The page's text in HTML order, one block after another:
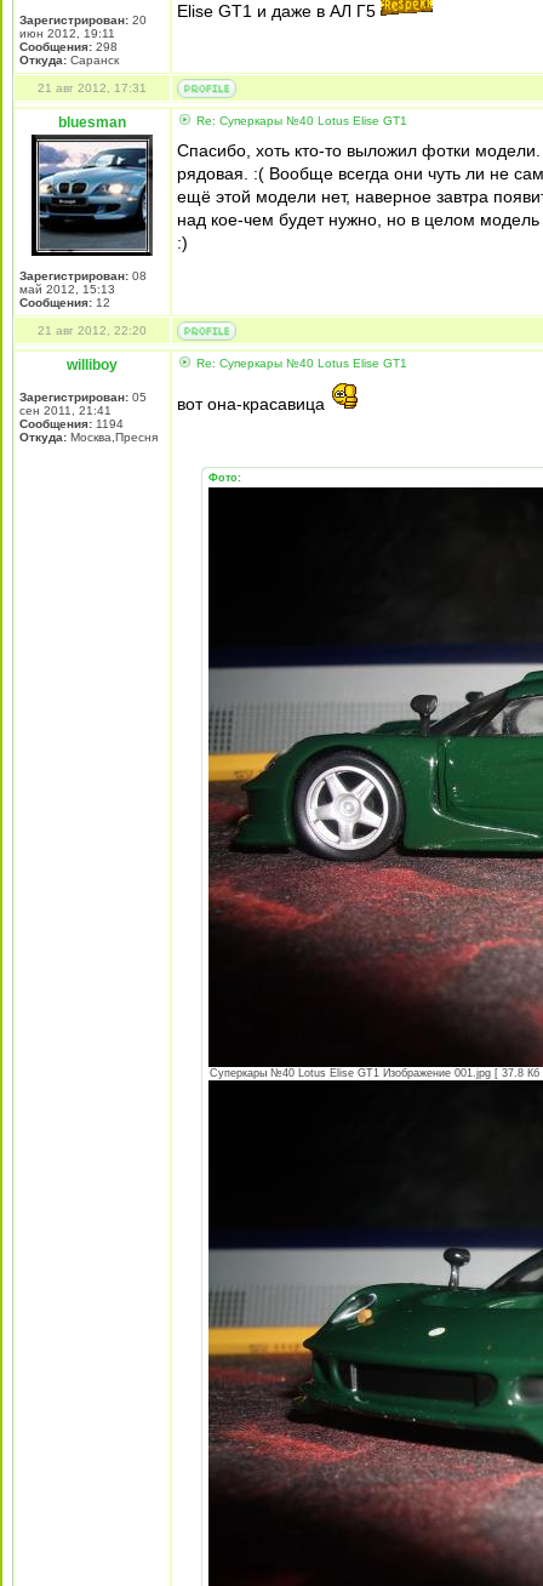
Зарегистрирован: 20
июн 2012, 19:11
Сообщения: 298
Откуда: Саранск
Еlise GT1 и даже в АЛ Г5
21 авг 2012, 17:31
bluesman
Зарегистрирован: 08
май 2012, 15:13
Сообщения: 12
Re: Суперкары №40 Lotus Еlise GT1
Спасибо, хоть кто-то выложил фотки
рядовая. :( Вообще всегда они чуть ли не
ещё этой модели нет, наверное завтра
над кое-чем будет нужно, но в целом
:)
21 авг 2012, 22:20
williboy
Зарегистрирован: 05
сен 2011, 21:41
Сообщения: 1194
Откуда: Москва,Пресня
Re: Суперкары №40 Lotus Еlise GT1
вот она-красавица
Фото:
Суперкары №40 Lotus Еlise GT1 Изображение 001.jpg [ 37.8 Кб